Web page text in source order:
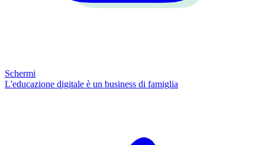
Schermi
L'educazione digitale è un business di famiglia